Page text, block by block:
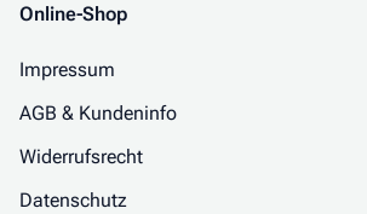
Online-Shop
Impressum
AGB & Kundeninfo
Widerrufsrecht
Datenschutz